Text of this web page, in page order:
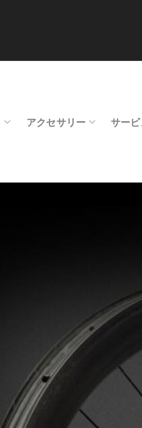
アクセサリー サー